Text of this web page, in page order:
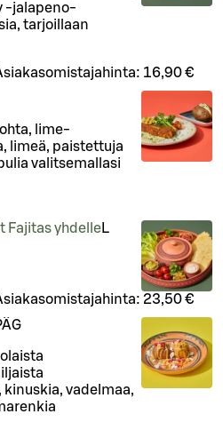
-jalapeno-
tarjoillaan
16,90 €
lime-
limeä, paistettuja
valitsemallasi
Fajitas yhdelleL
23,50 €
G
vadelmaa,